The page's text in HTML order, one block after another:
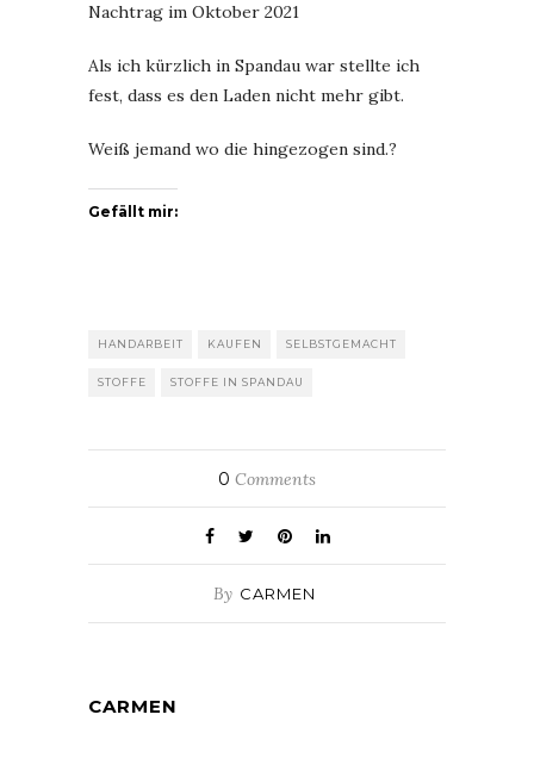
Nachtrag im Oktober 2021
Als ich kürzlich in Spandau war stellte ich
fest, dass es den Laden nicht mehr gibt.
Weiß jemand wo die hingezogen sind.?
Gefällt mir:
HANDARBEIT KAUFEN SELBSTGEMACHT
STOFFE STOFFE IN SPANDAU
0 Comments
By CARMEN
CARMEN